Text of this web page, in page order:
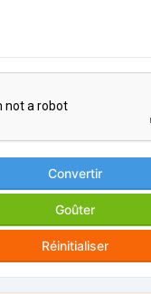
Convertir
Goûter
Réinitialiser